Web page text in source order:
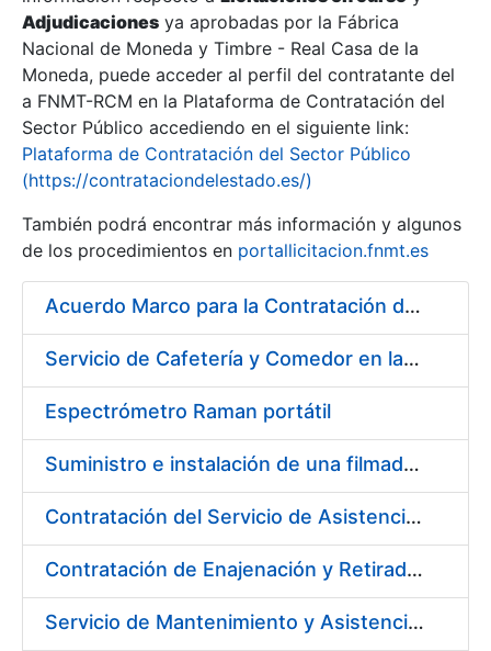
Adjudicaciones ya aprobadas por la Fábrica
Nacional de Moneda y Timbre - Real Casa de la
Moneda, puede acceder al perfil del contratante del
a FNMT-RCM en la Plataforma de Contratación del
Sector Público accediendo en el siguiente link:
Plataforma de Contratación del Sector Público
(https://contrataciondelestado.es/)
También podrá encontrar más información y algunos
de los procedimientos en portallicitacion.fnmt.es
Acuerdo Marco para la Contratación del Suministro de Material de Ferretería
Servicio de Cafetería y Comedor en la sede central de la Fábrica Nacional de Moneda y Timbre-Real Casa de la Moneda en Madrid
Espectrómetro Raman portátil
Suministro e instalación de una filmadora de plantillas pásticas
Contratación del Servicio de Asistencia Sanitaria de Enfermería de Urgencias
Contratación de Enajenación y Retirada de residuos de PVC, policarbonato y plásticos durante el año 2021
Servicio de Mantenimiento y Asistencia Técnica Integral de la máquina HP INDIGO 12000 del Departamento de Timbre en su sede de Madrid